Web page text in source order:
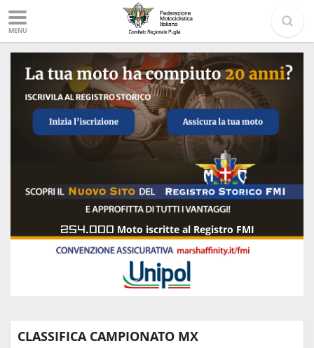
MENU
254.000 Moto iscritte al Registro FMI
CLASSIFICA CAMPIONATO MX